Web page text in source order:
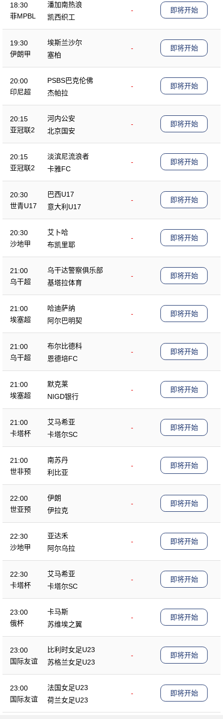
18:30
菲MPBL
潘加南热浪
-
凯西织工
即将开始
19:30
伊朗甲
埃斯兰沙尔
-
塞柏
即将开始
20:00
印尼超
PSBS巴克伦佛
-
杰帕拉
即将开始
20:15
亚冠联2
河内公安
-
北京国安
即将开始
20:15
亚冠联2
淡滨尼流浪者
-
卡雅FC
即将开始
20:30
世青U17
巴西U17
-
意大利U17
即将开始
20:30
沙地甲
艾卜哈
-
布凯里耶
即将开始
21:00
乌干超
乌干达警察俱乐部
-
基塔拉体育
即将开始
21:00
埃塞超
哈迪萨纳
-
阿尔巴明契
即将开始
21:00
乌干超
布尔比德科
-
恩德培FC
即将开始
21:00
埃塞超
默克莱
-
NIGD银行
即将开始
21:00
卡塔杯
艾马希亚
-
卡塔尔SC
即将开始
21:00
世非预
南苏丹
-
利比亚
即将开始
22:00
世亚预
伊朗
-
伊拉克
即将开始
22:30
沙地甲
亚达禾
-
阿尔乌拉
即将开始
22:30
卡塔杯
艾马希亚
-
卡塔尔SC
即将开始
23:00
俄杯
卡马斯
-
苏维埃之翼
即将开始
23:00
国际友谊
比利时女足U23
-
苏格兰女足U23
即将开始
23:00
国际友谊
法国女足U23
-
荷兰女足U23
即将开始